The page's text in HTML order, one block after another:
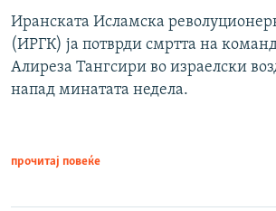
Иранската Исламска
(ИРГК) ја потврди смртта на
Алиреза Тангсири во израелски
напад минатата недела.
прочитај повеќе